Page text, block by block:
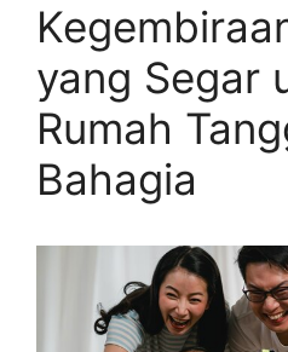
yang Segar
Rumah
Bahagia